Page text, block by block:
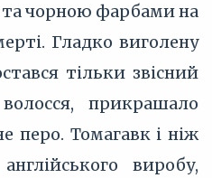
чорною фарбами на
Гладко виголену
тільки звісний
прикрашало
перо. Томагавк і ніж
виробу,